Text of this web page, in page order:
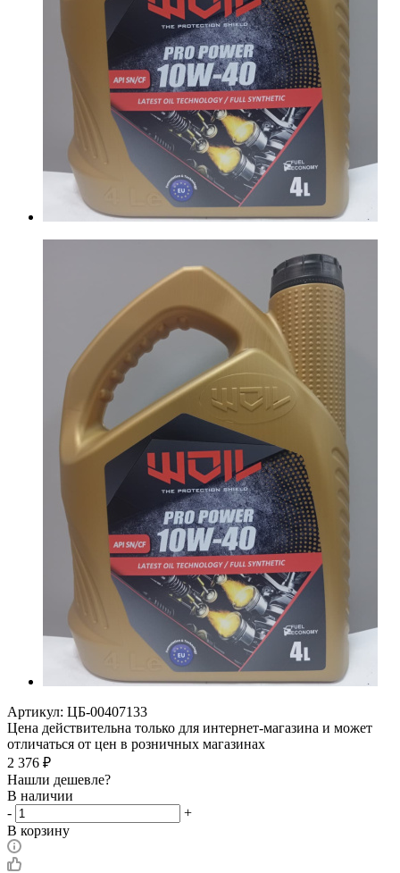
Артикул: ЦБ-00407133
Цена действительна только для интернет-магазина и может
отличаться от цен в розничных магазинах
2 376 ₽
Нашли дешевле?
В наличии
-
+
В корзину